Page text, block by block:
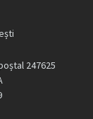
247625